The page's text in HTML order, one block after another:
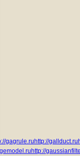
gagrule.ru http://gallduct.ru
http://